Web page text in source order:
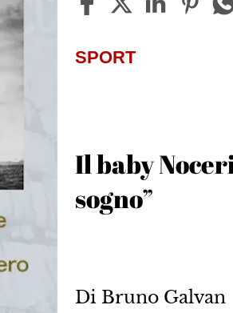
SPORT
Il baby
sogno”
Di Bruno Galvan